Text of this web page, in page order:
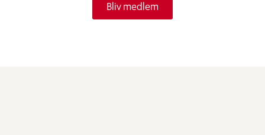
Bliv medlem